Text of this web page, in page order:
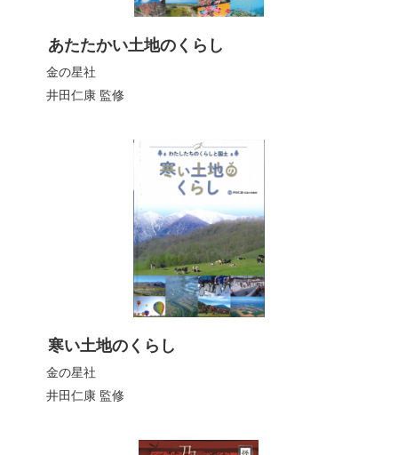
あたたかい土地のくらし
金の星社
井田仁康監修
寒い土地のくらし
金の星社
井田仁康監修